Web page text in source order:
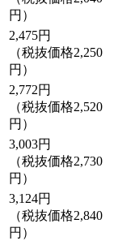
円）
2,475円
（税抜価格2,250
円）
2,772円
（税抜価格2,520
円）
3,003円
（税抜価格2,730
円）
3,124円
（税抜価格2,840
円）